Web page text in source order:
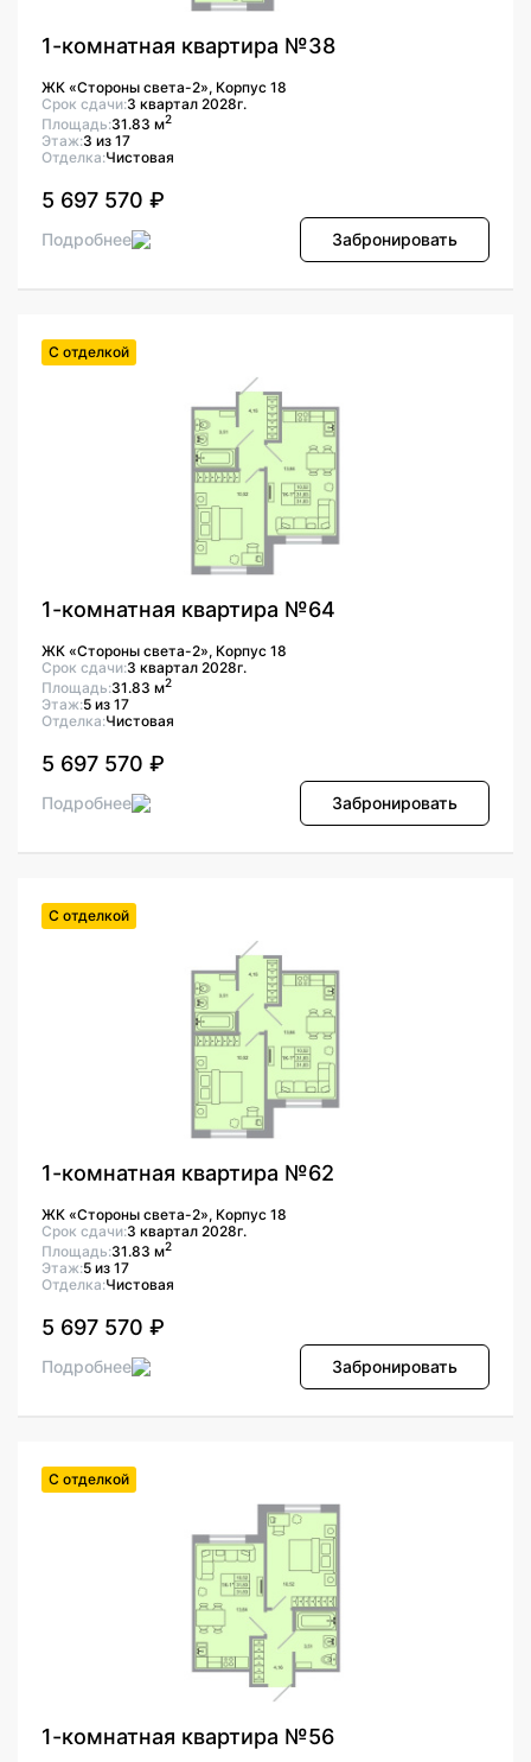
1-комнатная квартира №38
ЖК «Стороны света-2», Корпус 18
Срок сдачи:3 квартал 2028г.
Площадь:31.83 м2
Этаж:3 из 17
Отделка:Чистовая
5 697 570 ₽
Подробнее Забронировать
С отделкой
1-комнатная квартира №64
ЖК «Стороны света-2», Корпус 18
Срок сдачи:3 квартал 2028г.
Площадь:31.83 м2
Этаж:5 из 17
Отделка:Чистовая
5 697 570 ₽
Подробнее Забронировать
С отделкой
1-комнатная квартира №62
ЖК «Стороны света-2», Корпус 18
Срок сдачи:3 квартал 2028г.
Площадь:31.83 м2
Этаж:5 из 17
Отделка:Чистовая
5 697 570 ₽
Подробнее Забронировать
С отделкой
1-комнатная квартира №56